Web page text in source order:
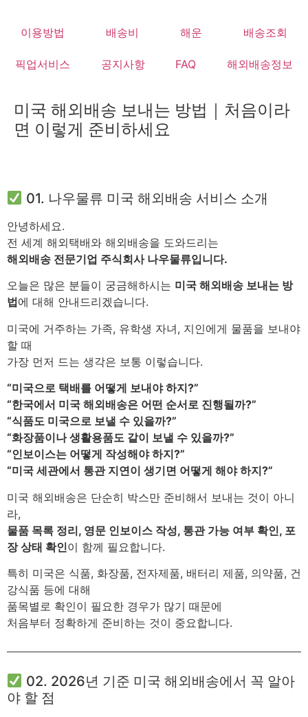
content
이용방법 배송비 해운 배송조회
픽업서비스 공지사항 FAQ 해외배송정보
미국 해외배송 보내는 방법｜처음이라
면 이렇게 준비하세요
01. 나우물류 미국 해외배송 서비스 소개
안녕하세요.
전 세계 해외택배와 해외배송을 도와드리는
해외배송 전문기업 주식회사 나우물류입니다.
오늘은 많은 분들이 궁금해하시는 미국 해외배송 보내는 방
법에 대해 안내드리겠습니다.
미국에 거주하는 가족, 유학생 자녀, 지인에게 물품을 보내야
할 때
가장 먼저 드는 생각은 보통 이렇습니다.
“미국으로 택배를 어떻게 보내야 하지?”
“한국에서 미국 해외배송은 어떤 순서로 진행될까?”
“식품도 미국으로 보낼 수 있을까?”
“화장품이나 생활용품도 같이 보낼 수 있을까?”
“인보이스는 어떻게 작성해야 하지?”
“미국 세관에서 통관 지연이 생기면 어떻게 해야 하지?”
미국 해외배송은 단순히 박스만 준비해서 보내는 것이 아니
라,
물품 목록 정리, 영문 인보이스 작성, 통관 가능 여부 확인, 포
장 상태 확인이 함께 필요합니다.
특히 미국은 식품, 화장품, 전자제품, 배터리 제품, 의약품, 건
강식품 등에 대해
품목별로 확인이 필요한 경우가 많기 때문에
처음부터 정확하게 준비하는 것이 중요합니다.
02. 2026년 기준 미국 해외배송에서 꼭 알아
야 할 점